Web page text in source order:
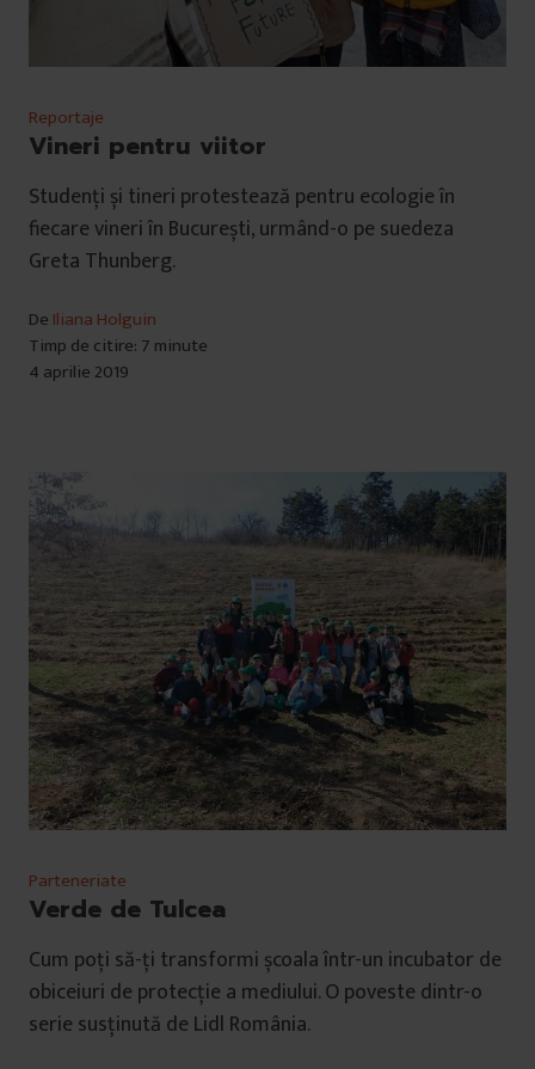
Reportaje
Vineri pentru viitor
Studenți și tineri protestează pentru ecologie în
fiecare vineri în București, urmând-o pe suedeza
Greta Thunberg.
De Iliana Holguin
Timp de citire: 7 minute
4 aprilie 2019
Parteneriate
Verde de Tulcea
Cum poți să-ți transformi școala într-un incubator de
obiceiuri de protecție a mediului. O poveste dintr-o
serie susținută de Lidl România.